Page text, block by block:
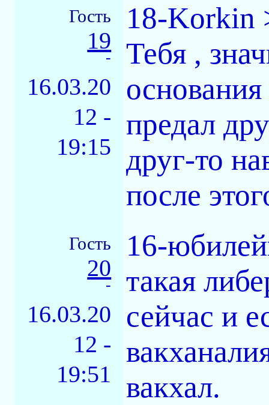
Гость
19
-
16.03.20
12 -
19:15
18-Korkin
Тебя ,
предал
друг-то
после
Гость
20
-
16.03.20
12 -
19:51
16-
такая
сейчас и
вакхал.